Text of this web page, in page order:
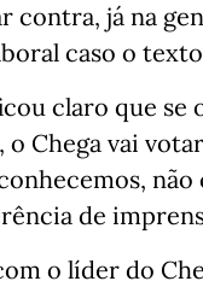
contra, já na
caso o
claro que se
Chega vai
de
o líder do